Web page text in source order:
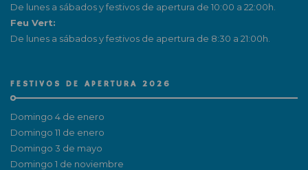
De lunes a sábados y festivos de apertura de 10:00 a 22:00h.
Feu Vert:
De lunes a sábados y festivos de apertura de 8:30 a 21:00h.
FESTIVOS DE APERTURA 2026
Domingo 4 de enero
Domingo 11 de enero
Domingo 3 de mayo
Domingo 1 de noviembre